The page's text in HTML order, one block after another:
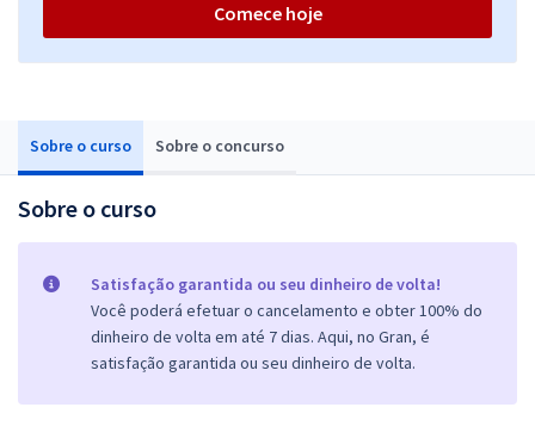
Sobre o curso Sobre o concurso
Sobre o curso
Satisfação garantida ou seu dinheiro de volta!
Você poderá efetuar o cancelamento e obter 100% do
dinheiro de volta em até 7 dias. Aqui, no Gran, é
satisfação garantida ou seu dinheiro de volta.
Comece hoje